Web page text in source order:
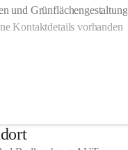
und Grünflächengestaltung
Kontaktdetails vorhanden